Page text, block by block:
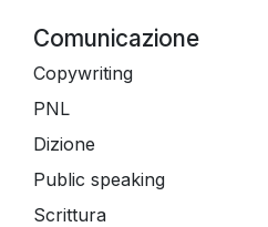
Comunicazione
Copywriting
PNL
Dizione
Public speaking
Scrittura